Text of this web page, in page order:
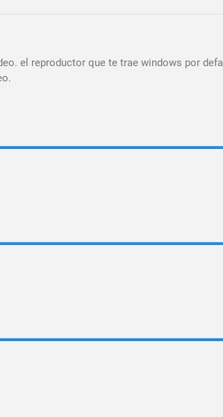
el reproductor que te trae windows por